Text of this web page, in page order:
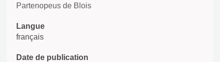
Partenopeus de Blois
Langue
français
Date de publication